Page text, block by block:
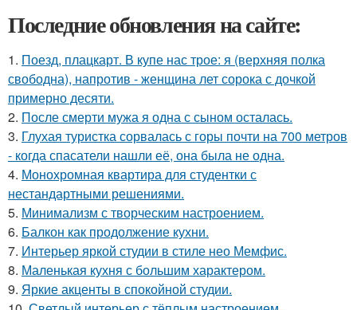
Последние обновления на сайте:
1. Поезд, плацкарт. В купе нас трое: я (верхняя полка
свободна), напротив - женщина лет сорока с дочкой
примерно десяти.
2. После смерти мужа я одна с сыном осталась.
3. Глухая туристка сорвалась с горы почти на 700 метров
- когда спасатели нашли её, она была не одна.
4. Монохромная квартира для студентки с
нестандартными решениями.
5. Минимализм с творческим настроением.
6. Балкон как продолжение кухни.
7. Интерьер яркой студии в стиле нео Мемфис.
8. Маленькая кухня с большим характером.
9. Яркие акценты в спокойной студии.